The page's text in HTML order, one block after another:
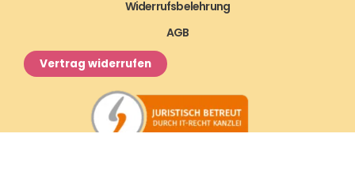
Widerrufsbelehrung
AGB
Vertrag widerrufen